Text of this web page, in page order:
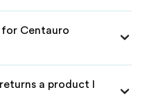
Centauro
a product I